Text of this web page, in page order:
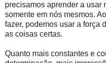
precisamos aprender a usar
somente em nós mesmos.
fazer, podemos usar a força
as coisas certas.
Quanto mais constantes e